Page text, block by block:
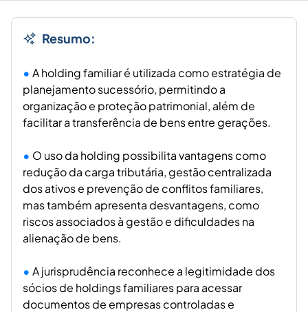
Resumo:
A holding familiar é utilizada como estratégia de
planejamento sucessório, permitindo a
organização e proteção patrimonial, além de
facilitar a transferência de bens entre gerações.
O uso da holding possibilita vantagens como
redução da carga tributária, gestão centralizada
dos ativos e prevenção de conflitos familiares,
mas também apresenta desvantagens, como
riscos associados à gestão e dificuldades na
alienação de bens.
A jurisprudência reconhece a legitimidade dos
sócios de holdings familiares para acessar
documentos de empresas controladas e